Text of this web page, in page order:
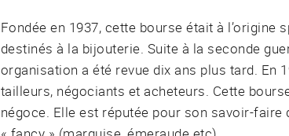
Fondée en 1937, cette bourse était à
destinés à la bijouterie. Suite à la seconde
organisation a été revue dix ans plus tard. En
tailleurs, négociants et acheteurs. Cette
négoce. Elle est réputée pour son savoir-